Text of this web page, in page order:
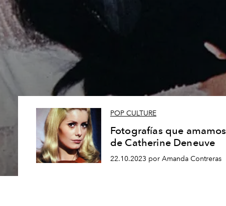
POP CULTURE
Fotografías que amamos
de Catherine Deneuve
22.10.2023 por Amanda Contreras